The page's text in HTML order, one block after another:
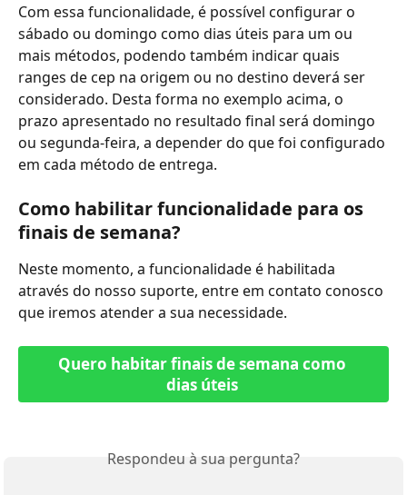
Com essa funcionalidade, é possível configurar o
sábado ou domingo como dias úteis para um ou
mais métodos, podendo também indicar quais
ranges de cep na origem ou no destino deverá ser
considerado. Desta forma no exemplo acima, o
prazo apresentado no resultado final será domingo
ou segunda-feira, a depender do que foi configurado
em cada método de entrega.
Como habilitar funcionalidade para os
finais de semana?
Neste momento, a funcionalidade é habilitada
através do nosso suporte, entre em contato conosco
que iremos atender a sua necessidade.
Quero habitar finais de semana como
dias úteis
Respondeu à sua pergunta?